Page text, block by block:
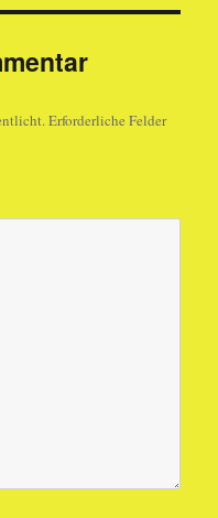
Erforderliche Felder